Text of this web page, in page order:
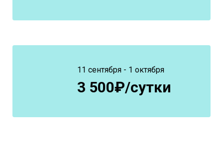
11 сентября - 1 октября
3 500₽/сутки